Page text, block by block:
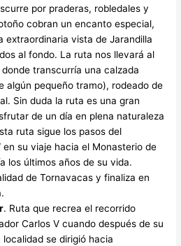
por praderas, robledales y
cobran un encanto especial,
extraordinaria vista de Jarandilla
al fondo. La ruta nos llevará al
transcurría una calzada
algún pequeño tramo), rodeado de
Sin duda la ruta es una gran
de un día en plena naturaleza
ruta sigue los pasos del
en su viaje hacia el Monasterio de
los últimos años de su vida.
de Tornavacas y finaliza en
. Ruta que recrea el recorrido
Carlos V cuando después de su
se dirigió hacia